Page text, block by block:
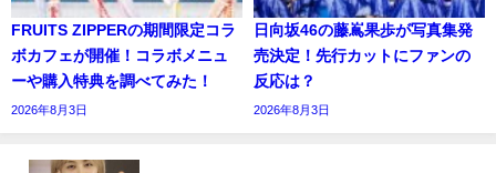
FRUITS ZIPPERの期間限定コラ
ボカフェが開催！コラボメニュ
ーや購入特典を調べてみた！
2026年8月3日
日向坂46の藤嶌果歩が写真集発
売決定！先行カットにファンの
反応は？
2026年8月3日